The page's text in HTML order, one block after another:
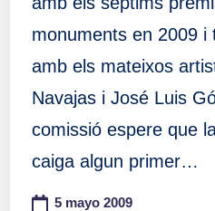
monuments en 2009 i
amb els mateixos
Navajas i José Luis
comissió espere que
caiga algun primer…
5 mayo 2009